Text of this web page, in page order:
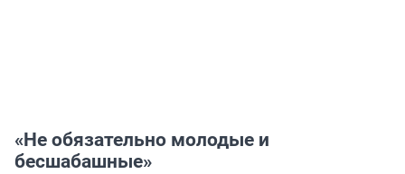
«Не обязательно молодые и
бесшабашные»